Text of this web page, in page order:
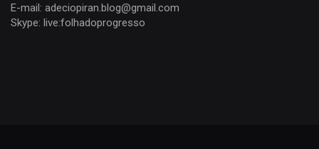
E-mail: adeciopiran.blog@gmail.com
Skype: live:folhadoprogresso